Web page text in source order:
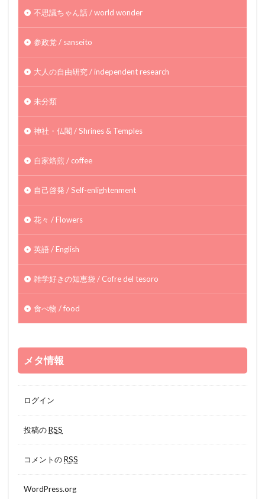
不思議ちゃん話 / world wonder
参政党 / sanseito
大人の自由研究 / independent research
未分類
神社・仏閣 / Shrines & Temples
自家焙煎 / coffee
自己啓発 / Self-enlightenment
花々 / Flowers
英語 / English
雑学好きの知恵袋 / Cofre del tesoro
食べ物 / food
メタ情報
ログイン
投稿のRSS
コメントのRSS
WordPress.org